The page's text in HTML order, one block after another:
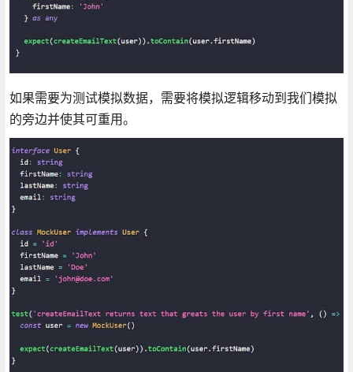
如果需要为测试模拟数据，需要将模拟逻辑移动到我们模拟
的旁边并使其可重用。